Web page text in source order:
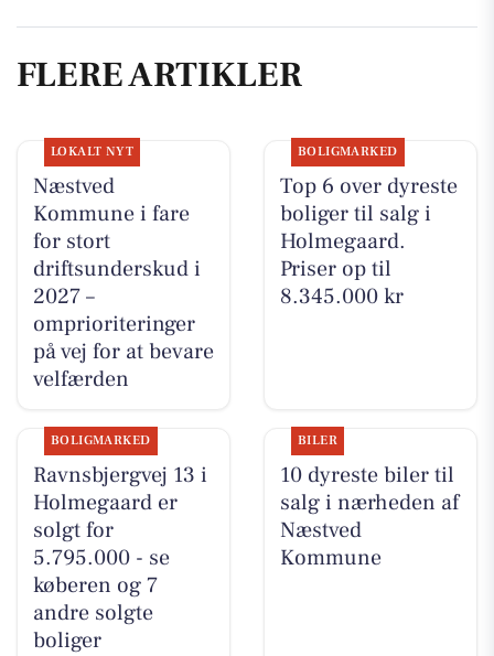
FLERE ARTIKLER
LOKALT NYT
Næstved
Kommune i fare
for stort
driftsunderskud i
2027 –
omprioriteringer
på vej for at bevare
velfærden
BOLIGMARKED
Top 6 over dyreste
boliger til salg i
Holmegaard.
Priser op til
8.345.000 kr
BOLIGMARKED
Ravnsbjergvej 13 i
Holmegaard er
solgt for
5.795.000 - se
køberen og 7
andre solgte
boliger
BILER
10 dyreste biler til
salg i nærheden af
Næstved
Kommune